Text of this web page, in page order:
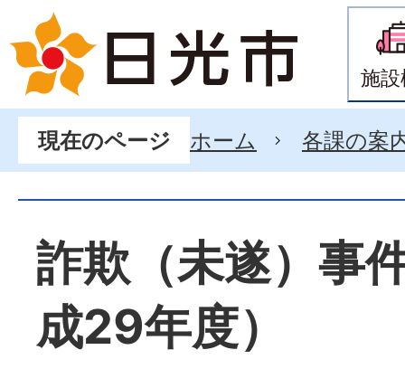
施
現在のページ ホーム 各課の案
詐欺（未遂）事
成29年度）